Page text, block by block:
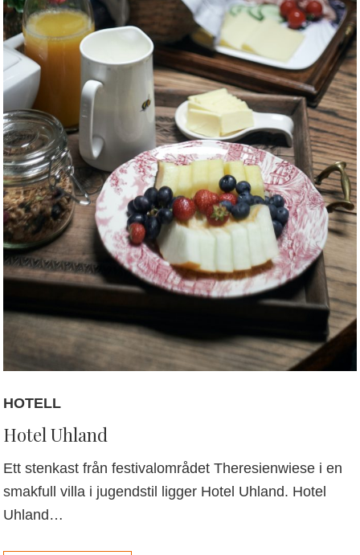
HOTELL
Hotel Uhland
Ett stenkast från festivalområdet Theresienwiese i en
smakfull villa i jugendstil ligger Hotel Uhland. Hotel
Uhland…